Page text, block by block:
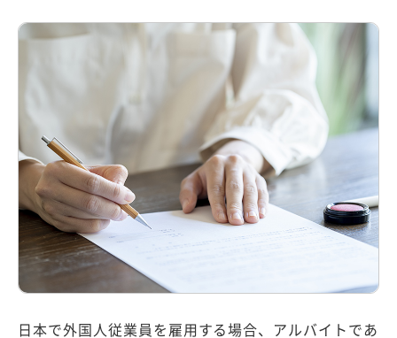
採用情報
資料ダウンロード
無料相談・お問い合わせ
日本で外国人従業員を雇用する場合、アルバイトであ